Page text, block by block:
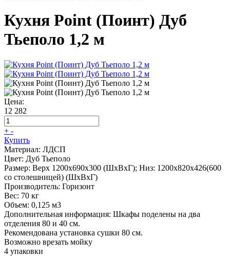
Кухня Point (Поинт) Дуб
Тьеполо 1,2 м
Цена:
12 282
+ -
Купить
Материал: ЛДСП
Цвет: Дуб Тьеполо
Размер: Верх 1200х690х300 (ШхВхГ); Низ: 1200х820х426(600
со столешницей) (ШхВхГ)
Производитель: Горизонт
Вес: 70 кг
Объем: 0,125 м3
Дополнительная информация: Шкафы поделены на два
отделения 80 и 40 см.
Рекомендована установка сушки 80 см.
Возможно врезать мойку
4 упаковки